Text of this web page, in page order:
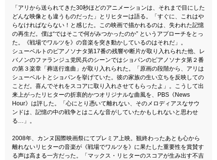
「アリから送られてきた30秒ほどのアニメーションは、それまで目にした
どんな映像とも違うものだった」とリヒターは語る。「すぐに、これはや
らなければならない！と感じた。この映画で描かれるのは、失われた記憶
の再生だ。僕は“ではそこで何がみつかったのか” というアプローチをとっ
た。《戦場でワルツを》の音楽を突き動かしているのはそれだ」。
シューベルトのピアノソナタ第17番の残響や断片が取り入れられた他、レ
バノンのファランジュ党民兵のシーンではショパンのピアノソナタ第２番
の第３楽章「葬送行進曲」が取り入れられた。「原画の段階から、アリは
シューベルトとショパンを挙げていた。彼の家族の生い立ちを反映しての
ことだ。喜んでそれをスコアに取り入れさせてもらったよ」。こうして出
来上がったリヒターの折衷的かつオリジナルな曲風を、PBS《News
Hour》は評した。「心にとり憑いて離れない、そのメロディアスなサウ
ンドは、記憶の中の戦争とはこんな音がしていたかもしれないと思わせ
る…」。
2008年、カンヌ国際映画祭にてプレミア上映。観終わったあとも心から
離れないリヒターの音楽が《戦場でワルツを》に果たした重要性を賞賛す
る声は高まる一方だった。「マックス・リヒターのスコアが生み出す不吉